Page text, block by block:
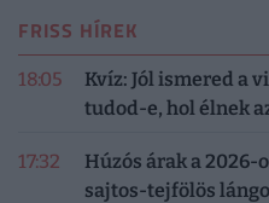
FRISS HÍREK
18:05
Kvíz: Jól ismered a
tudod-e, hol élnek
17:32
Húzós árak a 2026-
sajtos-tejfölös